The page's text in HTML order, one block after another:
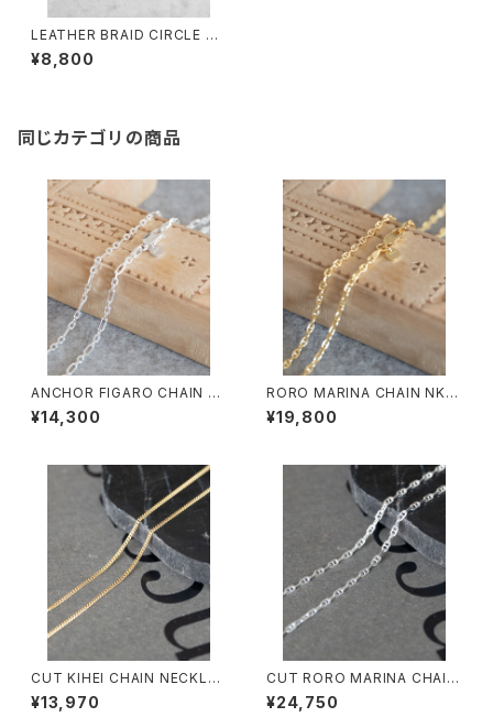
LEATHER BRAID CIRCLE NE
CKLACE/2024#3/レザーブレ
ードネックレス
¥8,800
同じカテゴリの商品
ANCHOR FIGARO CHAIN N
K/4105/アンカーフィガロチェ
ーンネックレス
¥14,300
RORO MARINA CHAIN NK/4
108/マリーナチェーンネックレ
ス
¥19,800
CUT KIHEI CHAIN NECKLA
CE/4112/喜平細ネックレス
¥13,970
CUT RORO MARINA CHAIN
NECKLACE/4113/カットロロマ
リーナネックレス
¥24,750